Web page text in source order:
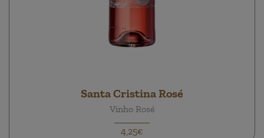
Santa Cristina Rosé
Vinho Rosé
4,25€